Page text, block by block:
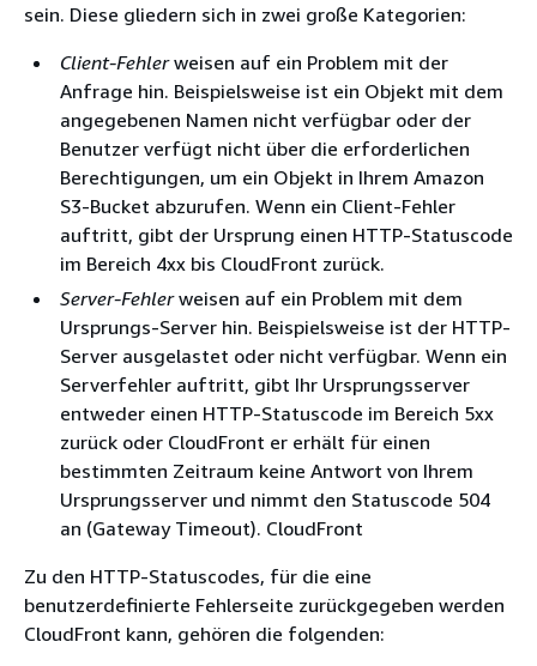
sein. Diese gliedern sich in zwei große Kategorien:
Client-Fehlerweisen auf ein Problem mit der
Anfrage hin. Beispielsweise ist ein Objekt mit dem
angegebenen Namen nicht verfügbar oder der
Benutzer verfügt nicht über die erforderlichen
Berechtigungen, um ein Objekt in Ihrem Amazon
S3-Bucket abzurufen. Wenn ein Client-Fehler
auftritt, gibt der Ursprung einen HTTP-Statuscode
im Bereich 4xx bis CloudFront zurück.
Server-Fehlerweisen auf ein Problem mit dem
Ursprungs-Server hin. Beispielsweise ist der HTTP-
Server ausgelastet oder nicht verfügbar. Wenn ein
Serverfehler auftritt, gibt Ihr Ursprungsserver
entweder einen HTTP-Statuscode im Bereich 5xx
zurück oder CloudFront er erhält für einen
bestimmten Zeitraum keine Antwort von Ihrem
Ursprungsserver und nimmt den Statuscode 504
an (Gateway Timeout). CloudFront
Zu den HTTP-Statuscodes, für die eine
benutzerdefinierte Fehlerseite zurückgegeben werden
CloudFront kann, gehören die folgenden: